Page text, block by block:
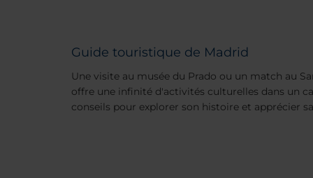
Guide touristique de Madrid
Une visite au musée du Prado ou un match au
offre une infinité d'activités culturelles dans un
conseils pour explorer son histoire et apprécier